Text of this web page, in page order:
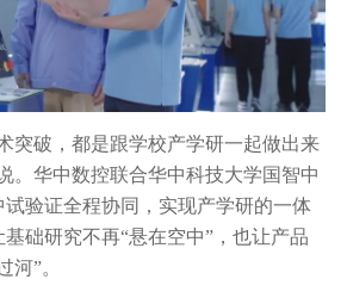
突破，都是跟学校产学研一起做出来
。华中数控联合华中科技大学国智中
验证全程协同，实现产学研的一体
础研究不再“悬在空中”，也让产品
河”。